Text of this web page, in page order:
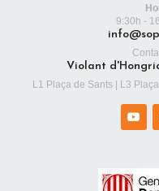
9:30h -
Violant
L1 Plaça de Sants | L3